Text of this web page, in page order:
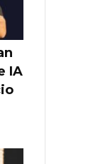
IA